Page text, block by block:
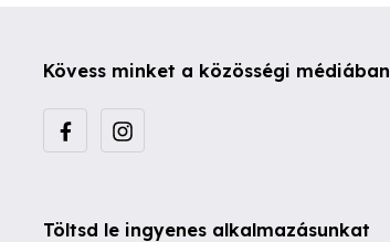
Kövess minket a közösségi médiában
Töltsd le ingyenes alkalmazásunkat